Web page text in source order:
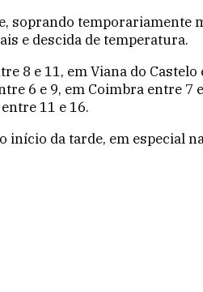
temporariamente
e descida de temperatura.
e 11, em Viana do
6 e 9, em Coimbra entre
11 e 16.
da tarde, em especial